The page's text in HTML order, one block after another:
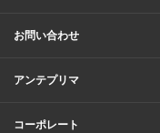
会員特典
ご購入・配送について
返品について
ギフト包装
FAQ
サイトマップ
お問い合わせ
メールでのお問い合わせ
お修理についてのお問い合わせ
アンテプリマ
ブランドサイト
ショップリスト
ワイヤーバッグについて
特集
オンラインストアニュース
コーポレート